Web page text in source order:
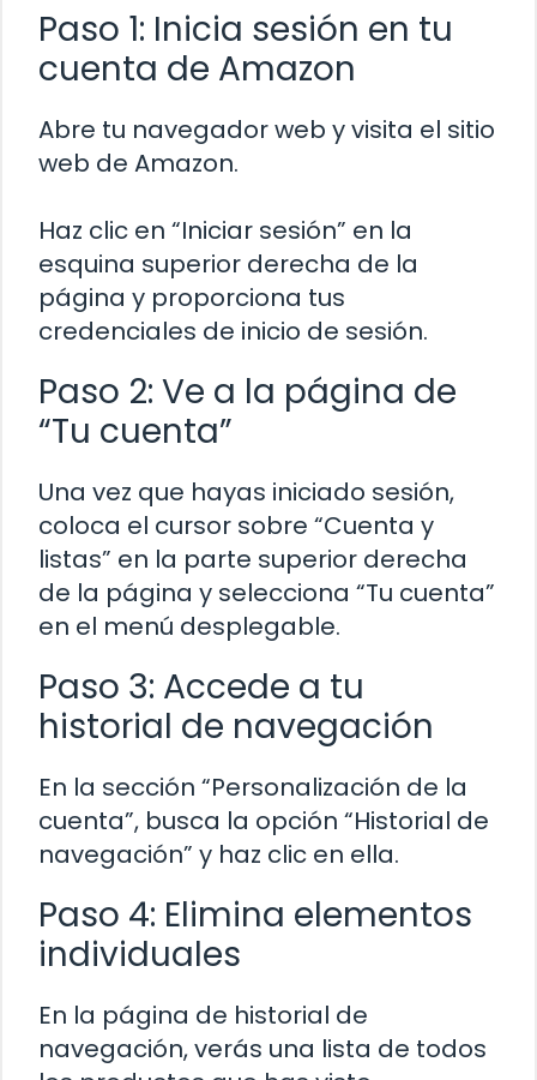
Paso 1: Inicia sesión en tu
cuenta de Amazon
Abre tu navegador web y visita el sitio
web de Amazon.
Haz clic en “Iniciar sesión” en la
esquina superior derecha de la
página y proporciona tus
credenciales de inicio de sesión.
Paso 2: Ve a la página de
“Tu cuenta”
Una vez que hayas iniciado sesión,
coloca el cursor sobre “Cuenta y
listas” en la parte superior derecha
de la página y selecciona “Tu cuenta”
en el menú desplegable.
Paso 3: Accede a tu
historial de navegación
En la sección “Personalización de la
cuenta”, busca la opción “Historial de
navegación” y haz clic en ella.
Paso 4: Elimina elementos
individuales
En la página de historial de
navegación, verás una lista de todos